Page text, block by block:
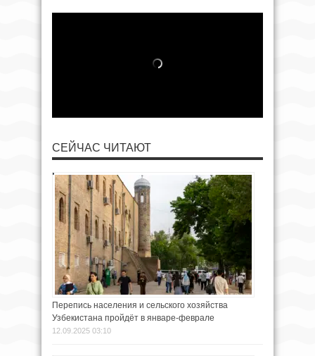
СЕЙЧАС ЧИТАЮТ
Перепись населения и сельского хозяйства
Узбекистана пройдёт в январе-феврале
12.09.2025 03:10